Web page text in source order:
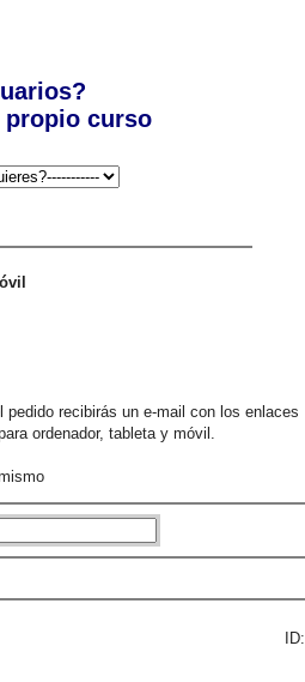
propio curso
recibirás un e-mail con los enlaces
ordenador, tableta y móvil.
ID: